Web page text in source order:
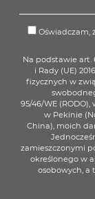
Oświadczam,
Na podstawie art.
i Rady (UE)
fizycznych w
95/46/WE
w Pekinie
China), moich
zamieszczonymi
określonego w
osobowych, a